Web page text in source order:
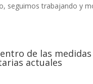
seguimos trabajando y
de las
actuales